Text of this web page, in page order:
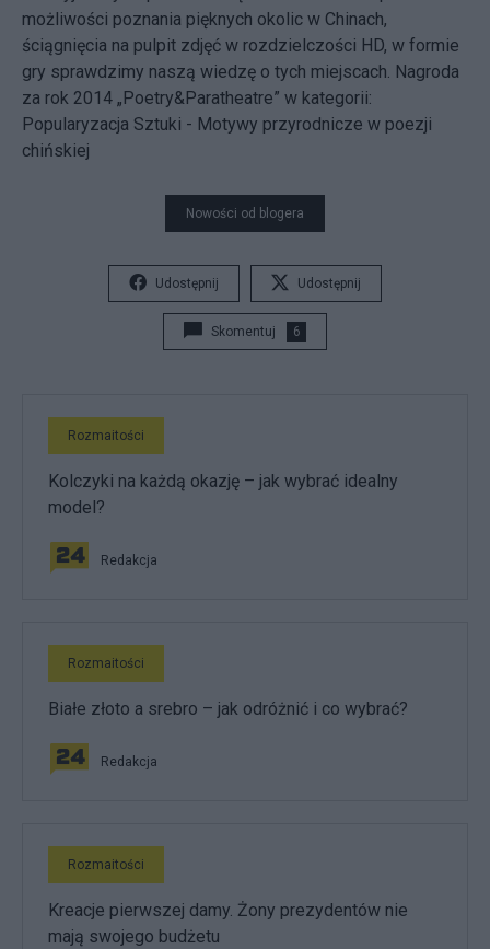
możliwości poznania pięknych okolic w Chinach,
ściągnięcia na pulpit zdjęć w rozdzielczości HD, w formie
gry sprawdzimy naszą wiedzę o tych miejscach. Nagroda
za rok 2014 „Poetry&Paratheatre” w kategorii:
Popularyzacja Sztuki - Motywy przyrodnicze w poezji
chińskiej
Nowości od blogera
Udostępnij Udostępnij
Skomentuj 6
Rozmaitości
Kolczyki na każdą okazję – jak wybrać idealny
model?
Redakcja
Rozmaitości
Białe złoto a srebro – jak odróżnić i co wybrać?
Redakcja
Rozmaitości
Kreacje pierwszej damy. Żony prezydentów nie
mają swojego budżetu